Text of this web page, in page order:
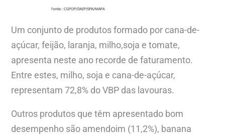
Um conjunto de produtos formado por cana-de-
açúcar, feijão, laranja, milho,soja e tomate,
apresenta neste ano recorde de faturamento.
Entre estes, milho, soja e cana-de-açúcar,
representam 72,8% do VBP das lavouras.
Outros produtos que têm apresentado bom
desempenho são amendoim (11,2%), banana